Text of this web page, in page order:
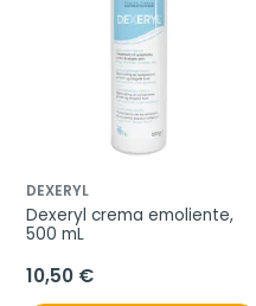
DEXERYL
Dexeryl crema emoliente,
500 mL
10,50 €